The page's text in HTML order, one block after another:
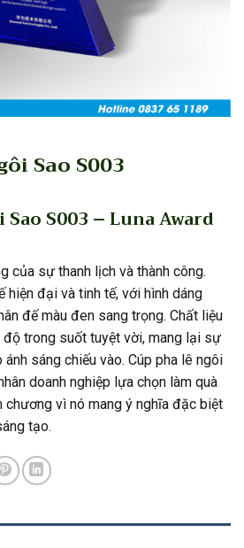
Sao S003
Sao S003 – Luna Award
của sự thanh lịch và thành công.
hiện đại và tinh tế, với hình dáng
đế màu đen sang trọng. Chất liệu
trong suốt tuyệt vời, mang lại sự
sáng chiếu vào. Cúp pha lê ngôi
doanh nghiệp lựa chọn làm quà
chương vì nó mang ý nghĩa đặc biệt
tạo.